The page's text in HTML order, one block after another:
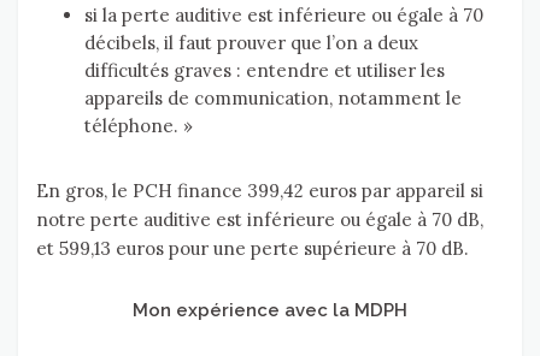
si la perte auditive est inférieure ou égale à 70
décibels, il faut prouver que l’on a deux
difficultés graves : entendre et utiliser les
appareils de communication, notamment le
téléphone. »
En gros, le PCH finance 399,42 euros par appareil si
notre perte auditive est inférieure ou égale à 70 dB,
et 599,13 euros pour une perte supérieure à 70 dB.
Mon expérience avec la MDPH